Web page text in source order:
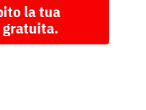
la tua
gratuita.